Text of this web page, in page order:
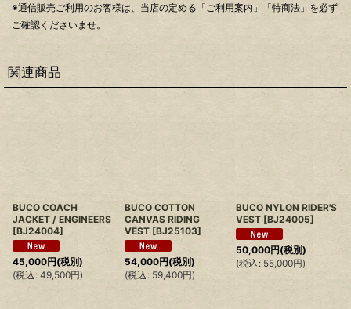
※通信販売ご利用のお客様は、当店の定める「ご利用案内」「特商法」を必ず
ご確認くださいませ。
関連商品
BUCO COACH
JACKET / ENGINEERS
[BJ24004]
45,000円(税別)
(税込 : 49,500円)
BUCO COTTON
CANVAS RIDING
VEST [BJ25103]
54,000円(税別)
(税込 : 59,400円)
BUCO NYLON RIDER'S
VEST [BJ24005]
50,000円(税別)
(税込 : 55,000円)